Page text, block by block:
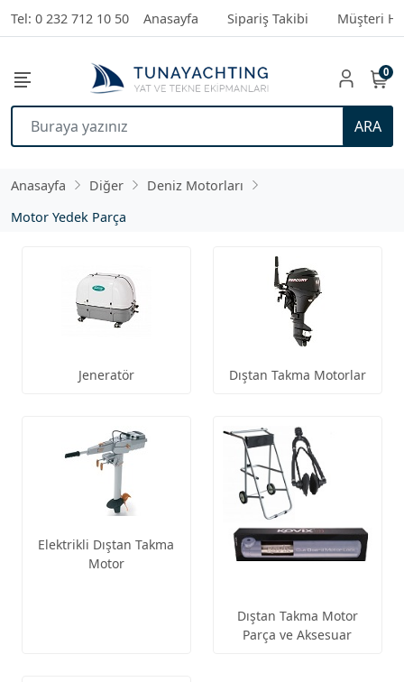
Tel: 0 232 712 10 50 Anasayfa Sipariş Takibi Müşteri
ARA
0
Anasayfa Diğer
Deniz Motorları
Motor Yedek Parça
Jeneratör Dıştan Takma Motorlar
Elektrikli Dıştan Takma
Motor
Dıştan Takma Motor
Parça ve Aksesuar